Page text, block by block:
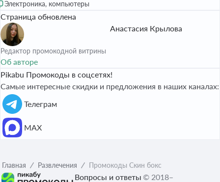
Электроника, компьютеры
Страница обновлена
Анастасия Крылова
Редактор промокодной витрины
Об авторе
Pikabu Промокоды в соцсетях!
Самые интересные скидки и предложения в наших каналах:
Телеграм
МАХ
Главная Развлечения Промокоды Скин бокс
Вопросы и ответы © 2018–